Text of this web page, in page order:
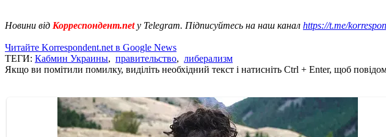
Новини від Корреспондент.net у Telegram. Підписуйтесь на наш канал https://t.me/
Читайте Korrespondent.net в Google News
ТЕГИ: Кабмин Украины, правительство, либерализм
Якщо ви помітили помилку, виділіть необхідний текст і натисніть Ctrl + Enter, щоб